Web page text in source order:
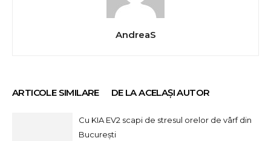
AndreaS
ARTICOLE SIMILARE DE LA ACELAȘI AUTOR
Cu KIA EV2 scapi de stresul orelor de vârf din
București